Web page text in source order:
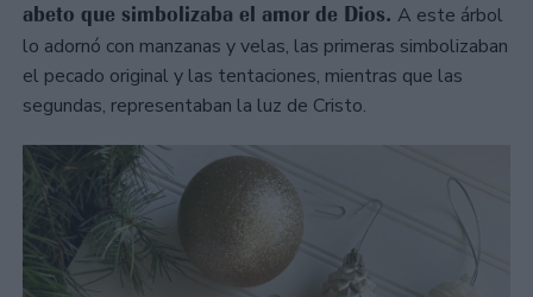
abeto que simbolizaba el amor de Dios. A este árbol
lo adornó con manzanas y velas, las primeras simbolizaban
el pecado original y las tentaciones, mientras que las
segundas, representaban la luz de Cristo.